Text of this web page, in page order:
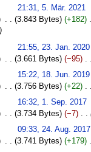
21:31, 5. Mär. 2021
3.843 Bytes +182 ‎
21:55, 23. Jan. 2020
3.661 Bytes −95 ‎
15:22, 18. Jun. 2019
3.756 Bytes +22 ‎
16:32, 1. Sep. 2017
3.734 Bytes −7 ‎
09:33, 24. Aug. 2017
3.741 Bytes +179 ‎